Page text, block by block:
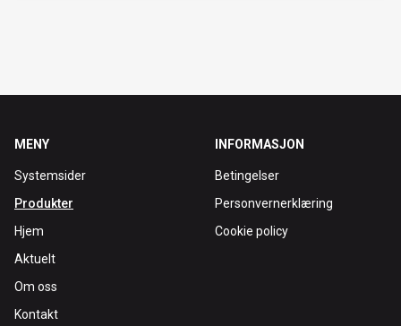
MENY
Systemsider
Produkter
Hjem
Aktuelt
Om oss
Kontakt
INFORMASJON
Betingelser
Personvernerklæring
Cookie policy